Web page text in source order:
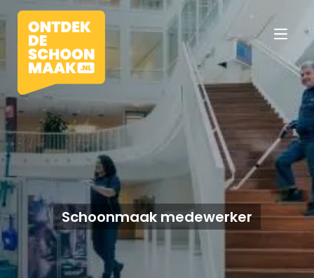
Schoonmaak medewerker
Vacatures
Beroepen
Werkomgevingen
Opleidingen